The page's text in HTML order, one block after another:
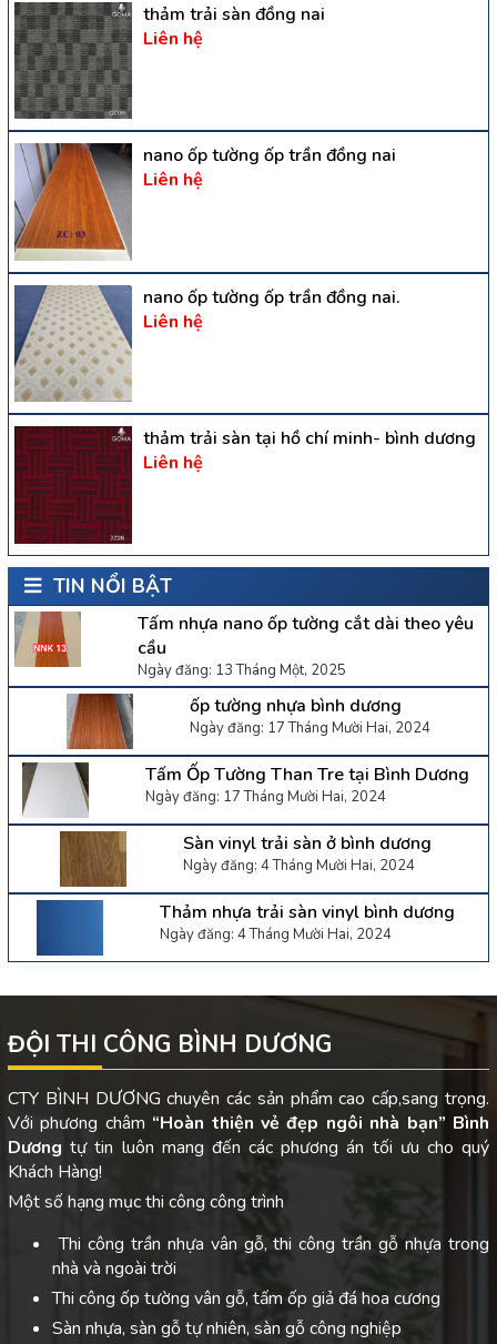
thảm trải sàn đồng nai
Liên hệ
nano ốp tường ốp trần đồng nai
Liên hệ
nano ốp tường ốp trần đồng nai.
Liên hệ
thảm trải sàn tại hồ chí minh- bình dương
Liên hệ
TIN NỔI BẬT
Tấm nhựa nano ốp tường cắt dài theo yêu
cầu
Ngày đăng: 13 Tháng Một, 2025
ốp tường nhựa bình dương
Ngày đăng: 17 Tháng Mười Hai, 2024
Tấm Ốp Tường Than Tre tại Bình Dương
Ngày đăng: 17 Tháng Mười Hai, 2024
Sàn vinyl trải sàn ở bình dương
Ngày đăng: 4 Tháng Mười Hai, 2024
Thảm nhựa trải sàn vinyl bình dương
Ngày đăng: 4 Tháng Mười Hai, 2024
ĐỘI THI CÔNG BÌNH DƯƠNG
CTY BÌNH DƯƠNG chuyên các sản phẩm cao cấp,sang trọng.
Với phương châm “Hoàn thiện vẻ đẹp ngôi nhà bạn” Bình
Dươngtự tin luôn mang đến các phương án tối ưu cho quý
Khách Hàng!
Một số hạng mục thi công công trình
Thi công trần nhựa vân gỗ, thi công trần gỗ nhựa trong
nhà và ngoài trời
Thi công ốp tường vân gỗ, tấm ốp giả đá hoa cương
Sàn nhựa, sàn gỗ tự nhiên, sàn gỗ công nghiệp